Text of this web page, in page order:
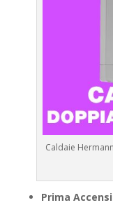
Caldaie
Prima